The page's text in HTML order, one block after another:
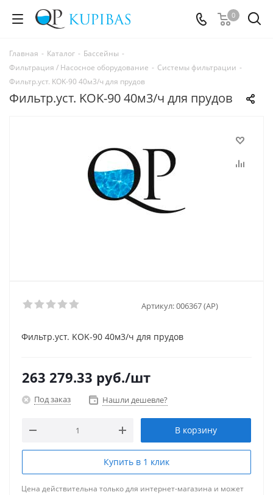
0
Главная - Каталог - Бассейны -
Фильтрация / Насосное оборудование - Системы фильтрации -
Фильтр.уст. KOK-90 40м3/ч для прудов
Фильтр.уст. KOK-90 40м3/ч для прудов
Артикул:006367 (AP)
Фильтр.уст. KOK-90 40м3/ч для прудов
263 279.33 руб./шт
Под заказ Нашли дешевле?
В корзину
Купить в 1 клик
Цена действительна только для интернет-магазина и может